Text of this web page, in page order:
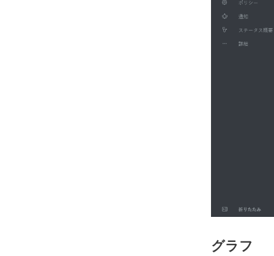
グラフ